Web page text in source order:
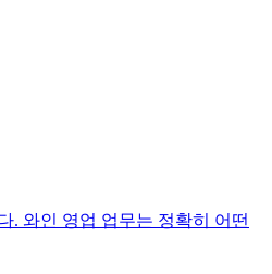
. 와인 영업 업무는 정확히 어떤